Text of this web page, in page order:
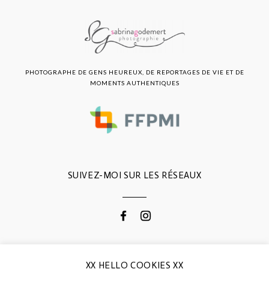
SUIVEZ-MOI SUR LES RÉSEAUX
PHOTOGRAPHE DE GENS HEUREUX, DE REPORTAGES DE VIE ET DE
MOMENTS AUTHENTIQUES
CONTACTEZ-MOI
XX HELLO COOKIES XX